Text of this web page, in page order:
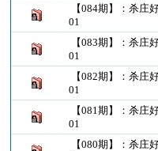
【084期】：杀庄
01
【083期】：杀庄
01
【082期】：杀庄
01
【081期】：杀庄
01
【080期】：杀庄